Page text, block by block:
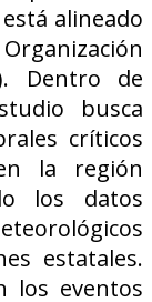
alineado
Dentro de
busca
críticos
la región
los datos
estatales.
los eventos